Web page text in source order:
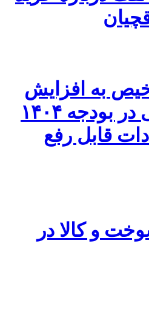
به افزایش
نرخ ارز ترجیحی در بودجه ۱۴۰۴
قابل رفع
و کالا در